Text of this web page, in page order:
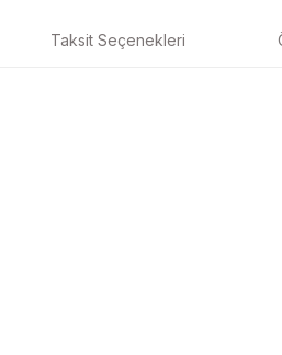
Taksit Seçenekleri